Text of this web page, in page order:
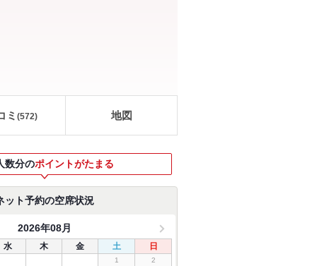
ミ (572) 地図
数分のポイントがたまる
ット予約の空席状況
2026年08月
水 木 金 土 日
1 2